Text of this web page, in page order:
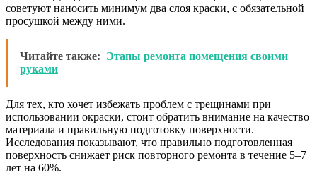
советуют наносить минимум два слоя краски, с обязательной
просушкой между ними.
Читайте также: Этапы ремонта помещения своими
руками
Для тех, кто хочет избежать проблем с трещинами при
использовании окраски, стоит обратить внимание на качество
материала и правильную подготовку поверхности.
Исследования показывают, что правильно подготовленная
поверхность снижает риск повторного ремонта в течение 5–7
лет на 60%.